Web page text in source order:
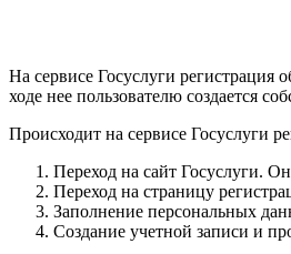
На сервисе Госуслуги регистрация
ходе нее пользователю создается
Происходит на сервисе Госуслуги
Переход на сайт Госуслуги.
Переход на страницу
Заполнение персональных
Создание учетной записи и